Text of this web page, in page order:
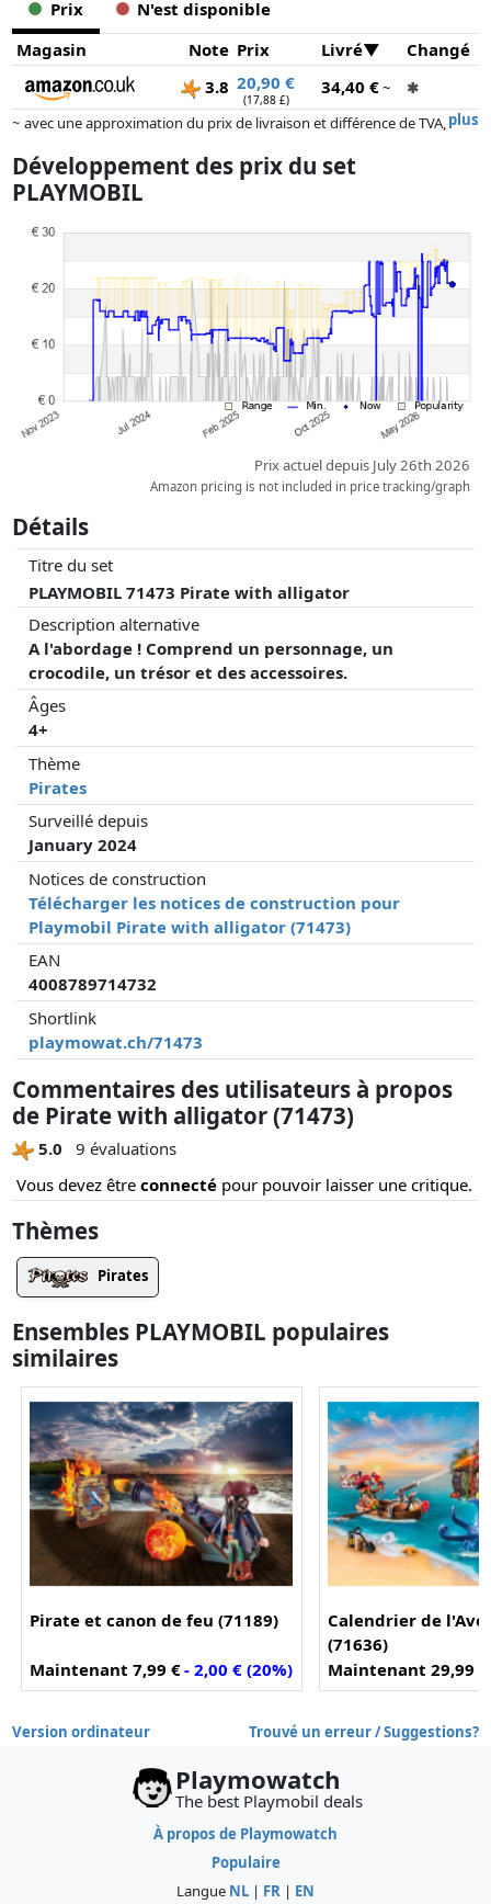
Prix
N'est disponible
Magasin
Note Prix Livré
Changé
3.8 20,90 €
(17,88 £)
34,40 €~
✱
plus
~ avec une approximation du prix de livraison et différence de TVA,
Les prix et la disponibilité peuvent avoir changé depuis la dernière mise
à jour. L'ordre est purement basé sur le prix, la rémunération des
que les réalisations historiques peuvent influencer l'ordre.
Développement des prix du set
PLAYMOBIL
Prix actuel depuis July 26th 2026
Amazon pricing is not included in price tracking/graph
Détails
Titre du set
PLAYMOBIL 71473 Pirate with alligator
Description alternative
A l'abordage ! Comprend un personnage, un
crocodile, un trésor et des accessoires.
Âges
4+
Thème
Pirates
Surveillé depuis
January 2024
Notices de construction
Télécharger les notices de construction pour
Playmobil Pirate with alligator (71473)
EAN
4008789714732
Shortlink
playmowat.ch/71473
Commentaires des utilisateurs à propos
de Pirate with alligator (71473)
5.0
9 évaluations
Vous devez être connecté pour pouvoir laisser une critique.
Thèmes
Pirates
Ensembles PLAYMOBIL populaires
similaires
Pirate et canon de feu (71189)
Maintenant 7,99 €- 2,00 € (20%)
Calendrier de
(71636)
Maintenant 29,99 €
Version ordinateur Trouvé un erreur / Suggestions?
Playmowatch
The best Playmobil deals
À propos de Playmowatch
Populaire
Langue NL | FR | EN